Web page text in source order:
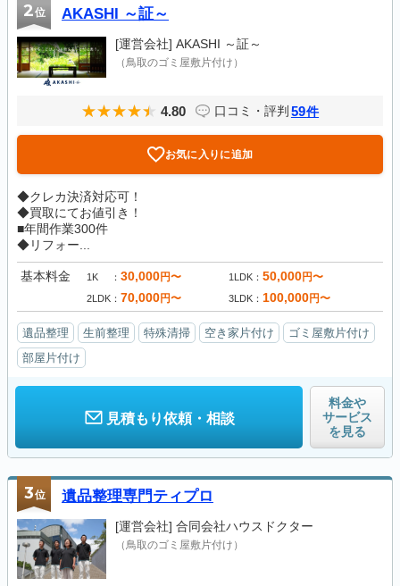
2位 AKASHI ～証～
[運営会社] AKASHI ～証～
（鳥取のゴミ屋敷片付け）
4.80 口コミ・評判 59件
お気に入りに追加
◆クレカ決済対応可！
◆買取にてお値引き！
■年間作業300件
◆リフォー...
基本料金 1K 30,000円〜 1LDK 50,000円〜
2LDK 70,000円〜 3LDK 100,000円〜
遺品整理 生前整理 特殊清掃 空き家片付け
ゴミ屋敷片付け
部屋片付け
見積もり依頼・相談
料金や
サービス
を見る
3位 遺品整理専門ティプロ
[運営会社] 合同会社ハウスドクター
（鳥取のゴミ屋敷片付け）